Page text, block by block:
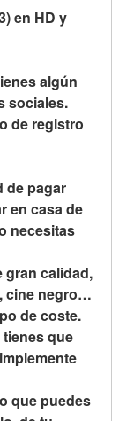
en HD y
algún
sociales.
de registro
de pagar
en casa de
necesitas
gran calidad,
cine negro…
de coste.
que
que puedes